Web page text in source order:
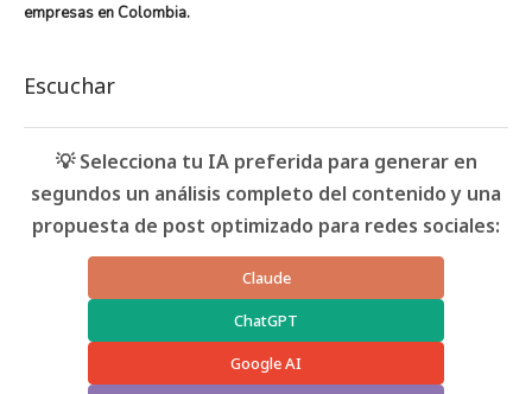
empresas en Colombia.
Escuchar
💡 Selecciona tu IA preferida para generar en
segundos un análisis completo del contenido y una
propuesta de post optimizado para redes sociales:
Claude
ChatGPT
Google AI